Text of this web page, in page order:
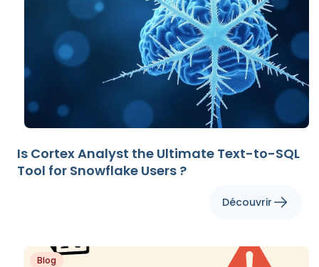
Is Cortex Analyst the Ultimate Text-to-SQL
Tool for Snowflake Users ?
Découvrir
Blog